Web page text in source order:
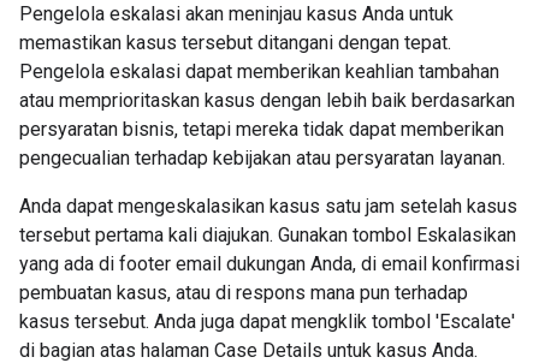
Pengelola eskalasi akan meninjau kasus Anda untuk
memastikan kasus tersebut ditangani dengan tepat.
Pengelola eskalasi dapat memberikan keahlian tambahan
atau memprioritaskan kasus dengan lebih baik berdasarkan
persyaratan bisnis, tetapi mereka tidak dapat memberikan
pengecualian terhadap kebijakan atau persyaratan layanan.
Anda dapat mengeskalasikan kasus satu jam setelah kasus
tersebut pertama kali diajukan. Gunakan tombol Eskalasikan
yang ada di footer email dukungan Anda, di email konfirmasi
pembuatan kasus, atau di respons mana pun terhadap
kasus tersebut. Anda juga dapat mengklik tombol 'Escalate'
di bagian atas halaman Case Details untuk kasus Anda.